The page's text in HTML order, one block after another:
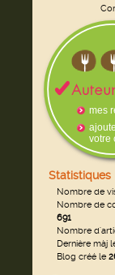
mes
votre
Statistiques
Nombre de
Nombre de
691
Nombre
Dernière màj
Blog créé le